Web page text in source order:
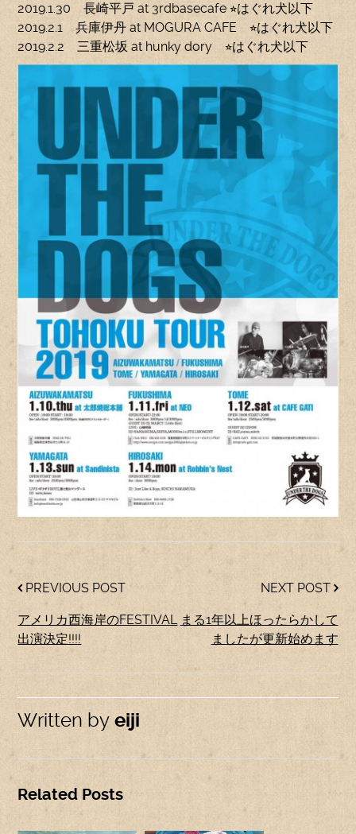
2019.1.30 長崎平戸 at 3rdbasecafe ⭐︎はぐれ犬以下
2019.2.1 兵庫伊丹 at MOGURA CAFE ⭐︎はぐれ犬以下
2019.2.2 三重松坂 at hunky dory ⭐︎はぐれ犬以下
PREVIOUS POST
アメリカ西海岸のFESTIVAL
出演決定!!!!
NEXT POST
まる1年以上ほったらかして
ましたが更新始めます
Written by eiji
Related Posts